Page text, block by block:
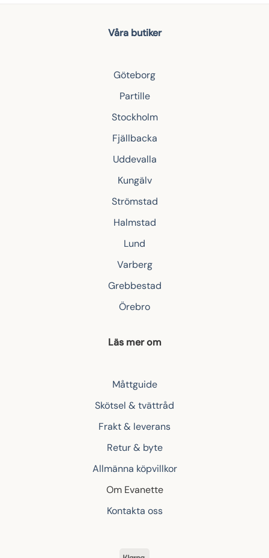
Våra butiker
Göteborg
Partille
Stockholm
Fjällbacka
Uddevalla
Kungälv
Strömstad
Halmstad
Lund
Varberg
Grebbestad
Örebro
Läs mer om
Måttguide
Skötsel & tvättråd
Frakt & leverans
Retur & byte
Allmänna köpvillkor
Om Evanette
Kontakta oss